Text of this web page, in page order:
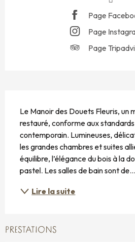
Page
Page
Page
Le Manoir des Douets Fleuris, un
restauré, conforme aux
contemporain. Lumineuses,
les grandes chambres et suites
équilibre, l’élégance du bois à la
pastel. Les salles de bain sont de...
Lire la suite
PRESTATIONS